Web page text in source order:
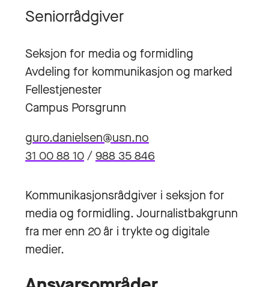
Seniorrådgiver
Seksjon for media og formidling
Avdeling for kommunikasjon og marked
Fellestjenester
Campus Porsgrunn
guro.danielsen@usn.no
31 00 88 10/988 35 846
Kommunikasjonsrådgiver i seksjon for
media og formidling. Journalistbakgrunn
fra mer enn 20 år i trykte og digitale
medier.